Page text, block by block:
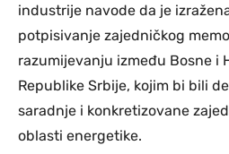
industrije navode da je
potpisivanje zajedničkog
razumijevanju između Bosne i
Republike Srbije, kojim bi bili
saradnje i konkretizovane
oblasti energetike.